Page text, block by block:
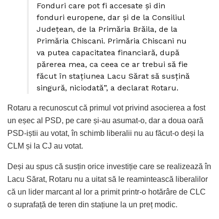
Fonduri care pot fi accesate și din
fonduri europene, dar și de la Consiliul
Județean, de la Primăria Brăila, de la
Primăria Chiscani. Primăria Chiscani nu
va putea capacitatea financiară, după
părerea mea, ca ceea ce ar trebui să fie
făcut în stațiunea Lacu Sărat să susțină
singură, niciodată”, a declarat Rotaru.
Rotaru a recunoscut că primul vot privind asocierea a fost
un eșec al PSD, pe care și-au asumat-o, dar a doua oară
PSD-iștii au votat, în schimb liberalii nu au făcut-o deși la
CLM și la CJ au votat.
Deși au spus că susțin orice investiție care se realizează în
Lacu Sărat, Rotaru nu a uitat să le reamintească liberalilor
că un lider marcant al lor a primit printr-o hotărâre de CLC
o suprafață de teren din stațiune la un preț modic.